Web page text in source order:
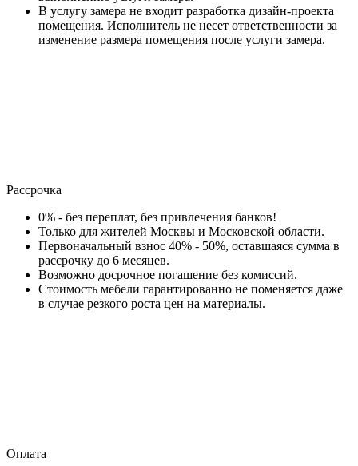
В услугу замера не входит разработка дизайн-проекта
помещения. Исполнитель не несет ответственности за
изменение размера помещения после услуги замера.
Рассрочка
0% - без переплат, без привлечения банков!
Только для жителей Москвы и Московской области.
Первоначальный взнос 40% - 50%, оставшаяся сумма в
рассрочку до 6 месяцев.
Возможно досрочное погашение без комиссий.
Стоимость мебели гарантированно не поменяется даже
в случае резкого роста цен на материалы.
Оплата